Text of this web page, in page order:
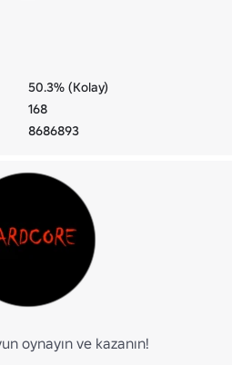
50.3% (Kolay)
168
8686893
oynayın ve kazanın!